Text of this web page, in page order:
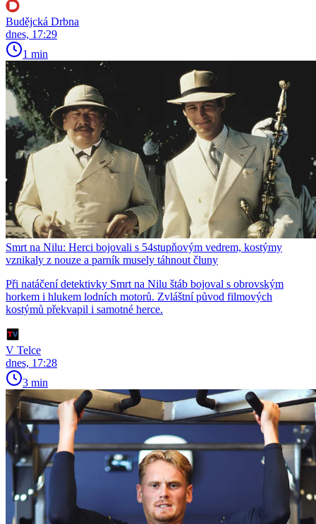
Budějcká Drbna
dnes, 17:29
1 min
Smrt na Nilu: Herci bojovali s 54stupňovým vedrem, kostýmy
vznikaly z nouze a parník musely táhnout čluny
Při natáčení detektivky Smrt na Nilu štáb bojoval s obrovským
horkem i hlukem lodních motorů. Zvláštní původ filmových
kostýmů překvapil i samotné herce.
V Telce
dnes, 17:28
3 min